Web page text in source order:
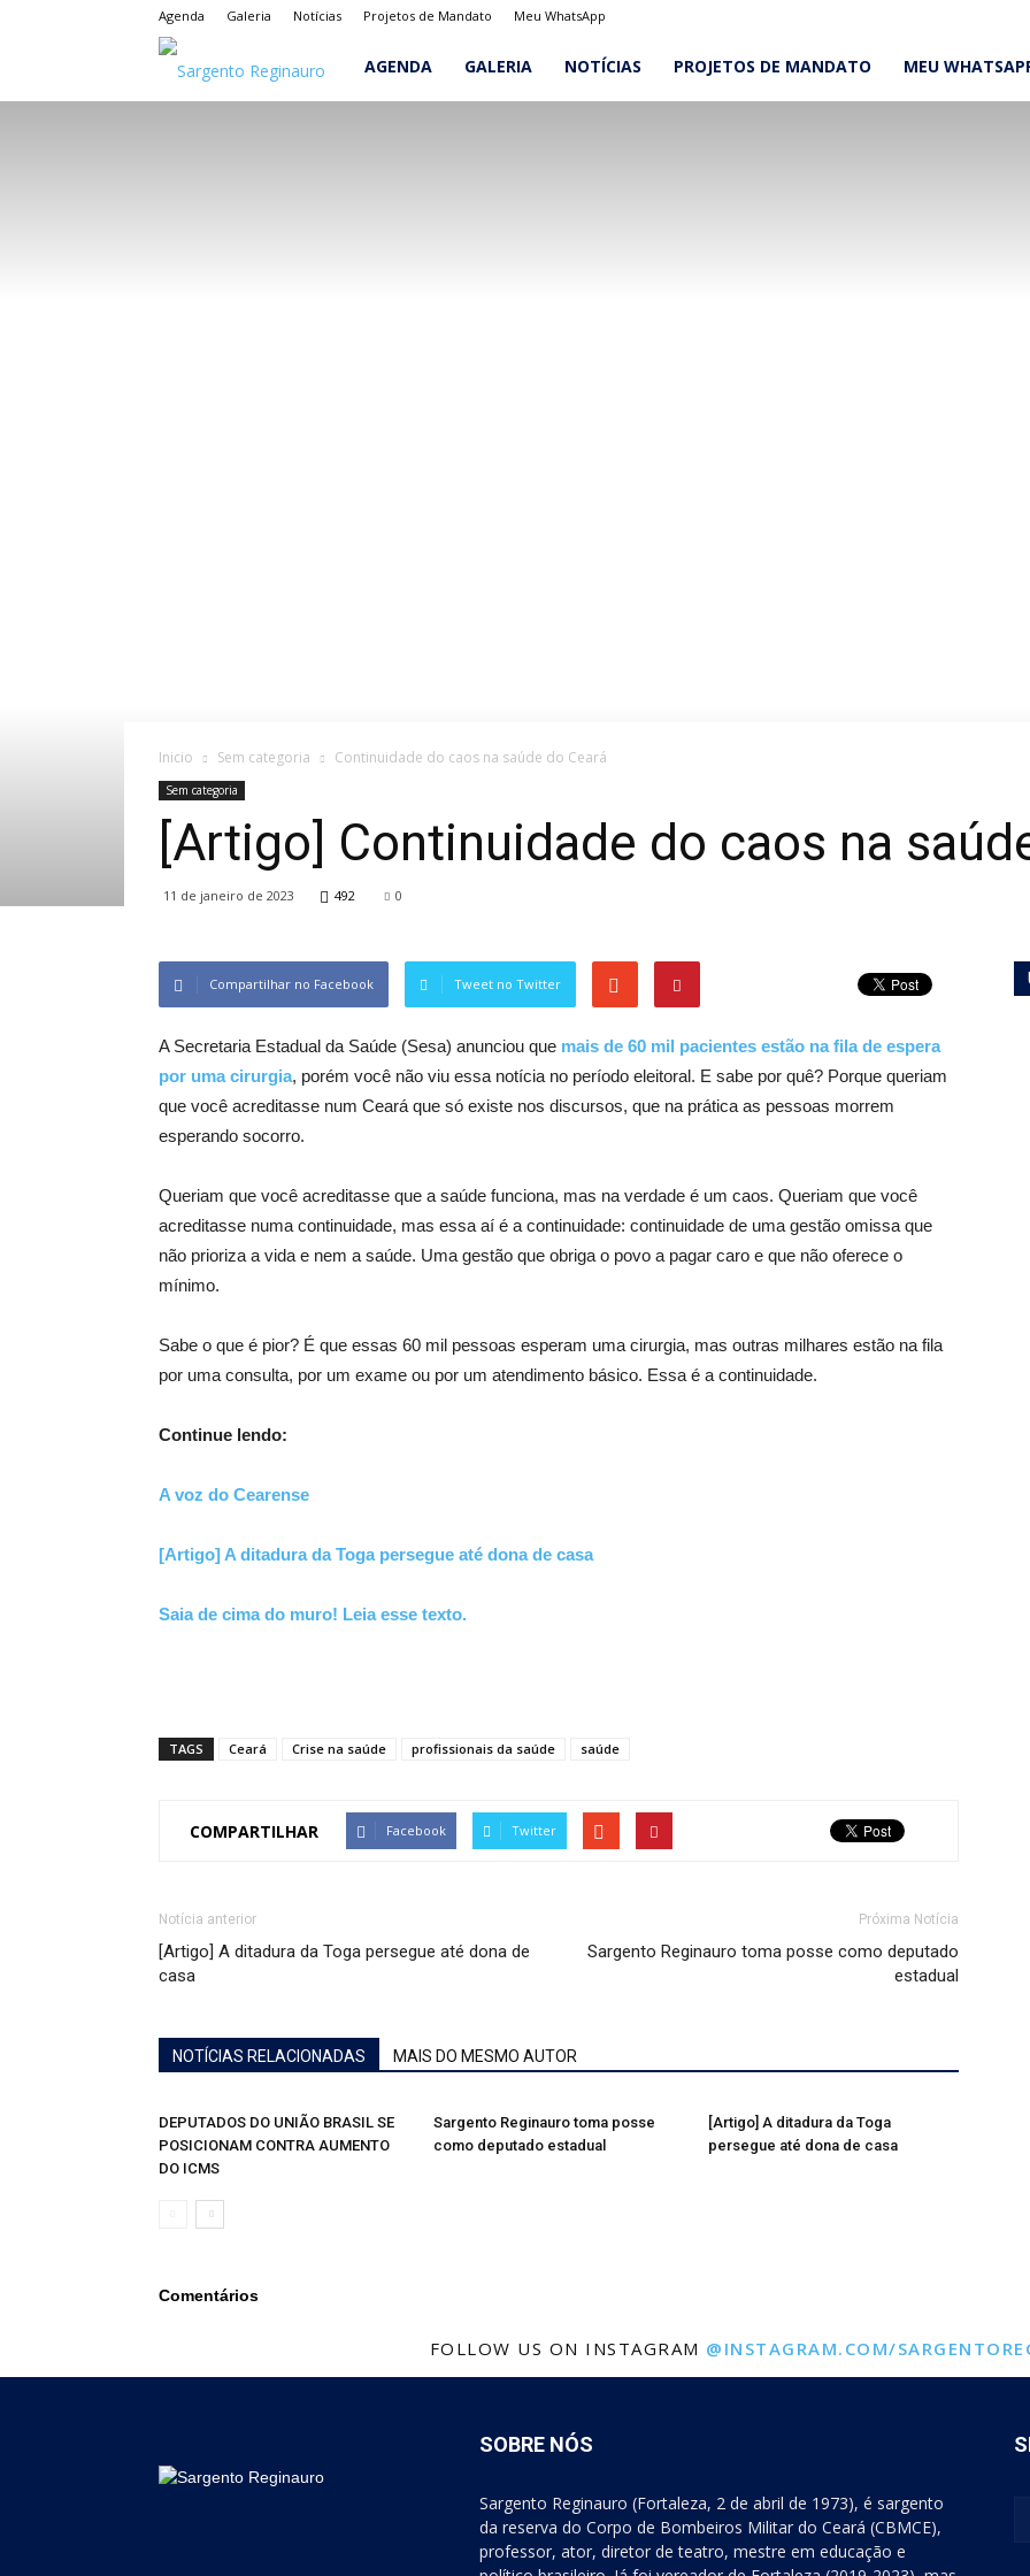
Agenda Galeria Notícias Projetos de Mandato Meu WhatsApp
Sargento
AGENDA GALERIA NOTÍCIAS PROJETOS DE MANDATO MEU
Inicio Sem categoria Continuidade do caos na saúde do Ceará
Sem categoria
[Artigo] Continuidade do caos na
11 de janeiro de 2023 492 0
Compartilhar no Facebook Tweet no Twitter
A Secretaria Estadual da Saúde (Sesa) anunciou que mais de 60 mil pacientes estão na fila de espera
por uma cirurgia, porém você não viu essa notícia no período eleitoral. E sabe por quê? Porque queriam
que você acreditasse num Ceará que só existe nos discursos, que na prática as pessoas morrem
esperando socorro.
Queriam que você acreditasse que a saúde funciona, mas na verdade é um caos. Queriam que você
acreditasse numa continuidade, mas essa aí é a continuidade: continuidade de uma gestão omissa que
não prioriza a vida e nem a saúde. Uma gestão que obriga o povo a pagar caro e que não oferece o
mínimo.
Sabe o que é pior? É que essas 60 mil pessoas esperam uma cirurgia, mas outras milhares estão na fila
por uma consulta, por um exame ou por um atendimento básico. Essa é a continuidade.
Continue lendo:
A voz do Cearense
[Artigo] A ditadura da Toga persegue até dona de casa
Saia de cima do muro! Leia esse texto.
TAGS Ceará Crise na saúde profissionais da saúde saúde
COMPARTILHAR Facebook Twitter
Notícia anterior
[Artigo] A ditadura da Toga persegue até dona de
casa
Próxima Notícia
Sargento Reginauro toma posse como deputado
estadual
NOTÍCIAS RELACIONADAS MAIS DO MESMO AUTOR
DEPUTADOS DO UNIÃO BRASIL SE
POSICIONAM CONTRA AUMENTO
DO ICMS
Sargento Reginauro toma posse
como deputado estadual
[Artigo] A ditadura da Toga
persegue até dona de casa
Comentários
FOLLOW US ON INSTAGRAM @INSTAGRAM.COM/
SOBRE NÓS
Sargento Reginauro (Fortaleza, 2 de abril de 1973), é sargento
da reserva do Corpo de Bombeiros Militar do Ceará (CBMCE),
professor, ator, diretor de teatro, mestre em educação e